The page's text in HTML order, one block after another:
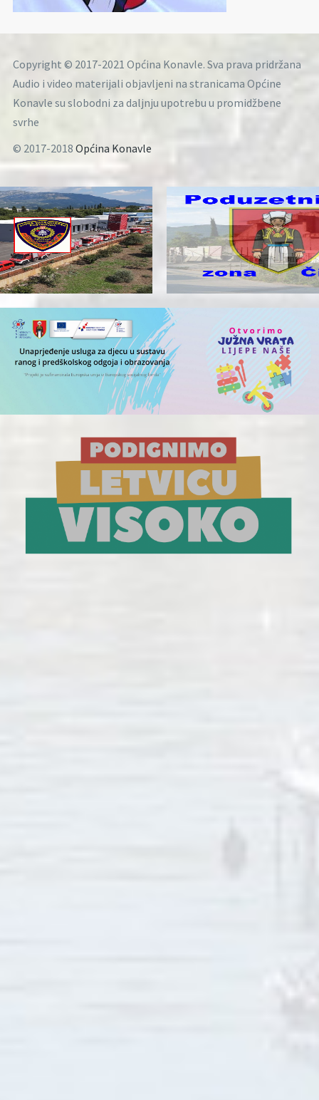
Copyright © 2017-2021 Općina Konavle. Sva prava pridržana
Audio i video materijali objavljeni na stranicama Općine
Konavle su slobodni za daljnju upotrebu u promidžbene
svrhe
© 2017-2018 Općina Konavle